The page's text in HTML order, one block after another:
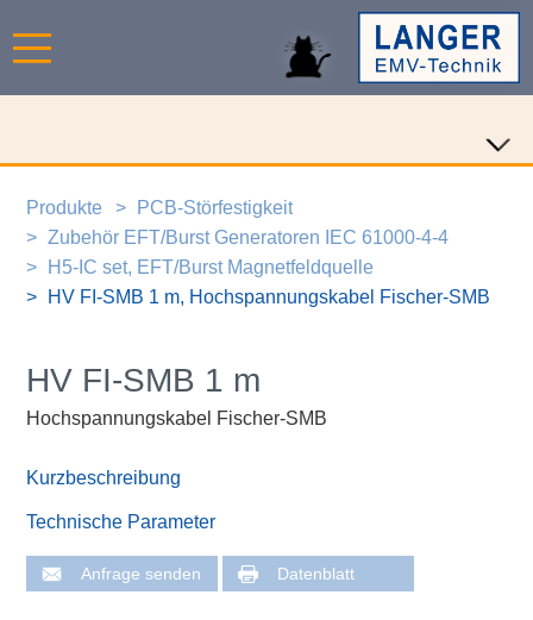
Produkte
PCB-Störfestigkeit
Zubehör EFT/Burst Generatoren IEC 61000-4-4
H5-IC set, EFT/Burst Magnetfeldquelle
HV FI-SMB 1 m, Hochspannungskabel Fischer-SMB
HV FI-SMB 1 m
Hochspannungskabel Fischer-SMB
Kurzbeschreibung
Technische Parameter
Anfrage senden Datenblatt